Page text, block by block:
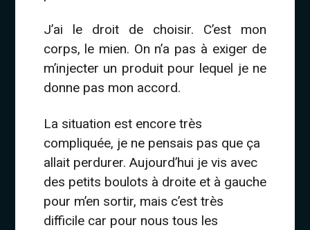
J’ai le droit de choisir. C’est mon
corps, le mien. On n’a pas à exiger de
m’injecter un produit pour lequel je ne
donne pas mon accord.
La situation est encore très
compliquée, je ne pensais pas que ça
allait perdurer. Aujourd’hui je vis avec
des petits boulots à droite et à gauche
pour m’en sortir, mais c’est très
difficile car pour nous tous les